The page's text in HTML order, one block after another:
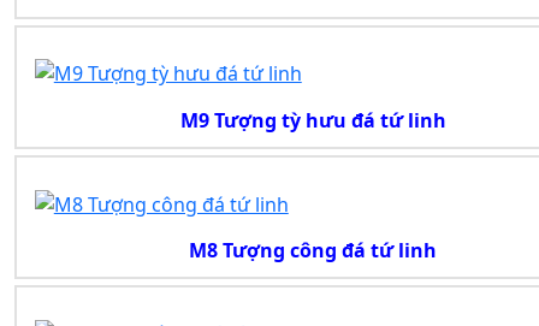
M9 Tượng tỳ hưu đá tứ linh
M8 Tượng công đá tứ linh